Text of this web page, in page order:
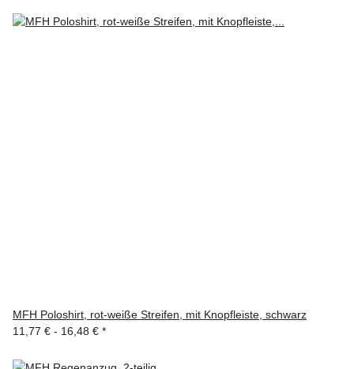
MFH Poloshirt, rot-weiße Streifen, mit Knopfleiste, schwarz
11,77 € - 16,48 € *